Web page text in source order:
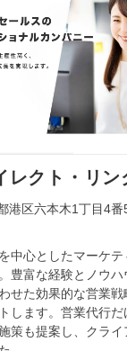
レクト・リン
港区六本木1丁目4
中心としたマーケ
豊富な経験とノウ
せた効果的な営業
します。営業代行
策も提案し、クラ